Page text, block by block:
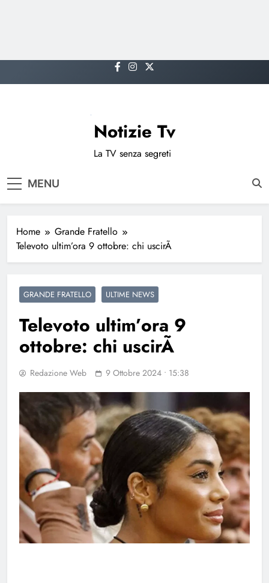
to
Notizie Tv
La TV senza segreti
MENU
Home
Grande Fratello
Televoto ultim’ora 9 ottobre: chi uscirÃ
GRANDE FRATELLO ULTIME NEWS
Televoto ultim’ora 9
ottobre: chi uscirÃ
Redazione Web 9 Ottobre 2024 • 15:38